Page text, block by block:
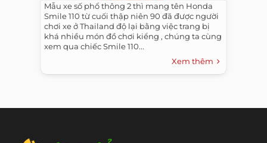
Mẫu xe số phổ thông 2 thì mang tên Honda
Smile 110 từ cuối thập niên 90 đã được người
chơi xe ở Thailand độ lại bằng việc trang bị
khá nhiều món đồ chơi kiểng , chúng ta cùng
xem qua chiếc Smile 110...
Xem thêm